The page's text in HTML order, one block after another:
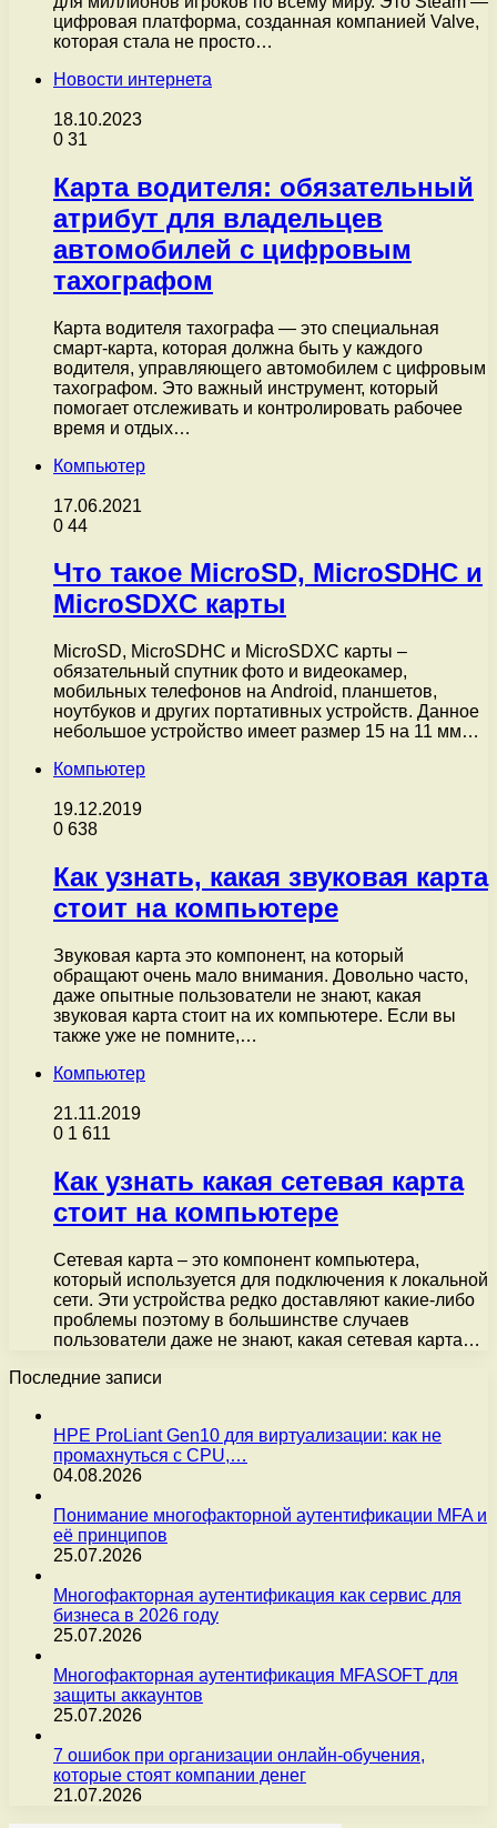
цифровая платформа, созданная компанией Valve,
которая стала не просто…
Новости интернета
18.10.2023
0 31
Карта водителя: обязательный
атрибут для владельцев
автомобилей с цифровым
тахографом
Карта водителя тахографа — это специальная
смарт-карта, которая должна быть у каждого
водителя, управляющего автомобилем с цифровым
тахографом. Это важный инструмент, который
помогает отслеживать и контролировать рабочее
время и отдых…
Компьютер
17.06.2021
0 44
Что такое MicroSD, MicroSDHC и
MicroSDXC карты
MicroSD, MicroSDHC и MicroSDXC карты –
обязательный спутник фото и видеокамер,
мобильных телефонов на Android, планшетов,
ноутбуков и других портативных устройств. Данное
небольшое устройство имеет размер 15 на 11 мм…
Компьютер
19.12.2019
0 638
Как узнать, какая звуковая карта
стоит на компьютере
Звуковая карта это компонент, на который
обращают очень мало внимания. Довольно часто,
даже опытные пользователи не знают, какая
звуковая карта стоит на их компьютере. Если вы
также уже не помните,…
Компьютер
21.11.2019
0 1 611
Как узнать какая сетевая карта
стоит на компьютере
Сетевая карта – это компонент компьютера,
который используется для подключения к локальной
сети. Эти устройства редко доставляют какие-либо
проблемы поэтому в большинстве случаев
пользователи даже не знают, какая сетевая карта…
Последние записи
HPE ProLiant Gen10 для виртуализации: как не
промахнуться с CPU,…
04.08.2026
Понимание многофакторной аутентификации MFA и
её принципов
25.07.2026
Многофакторная аутентификация как сервис для
бизнеса в 2026 году
25.07.2026
Многофакторная аутентификация MFASOFT для
защиты аккаунтов
25.07.2026
7 ошибок при организации онлайн-обучения,
которые стоят компании денег
21.07.2026